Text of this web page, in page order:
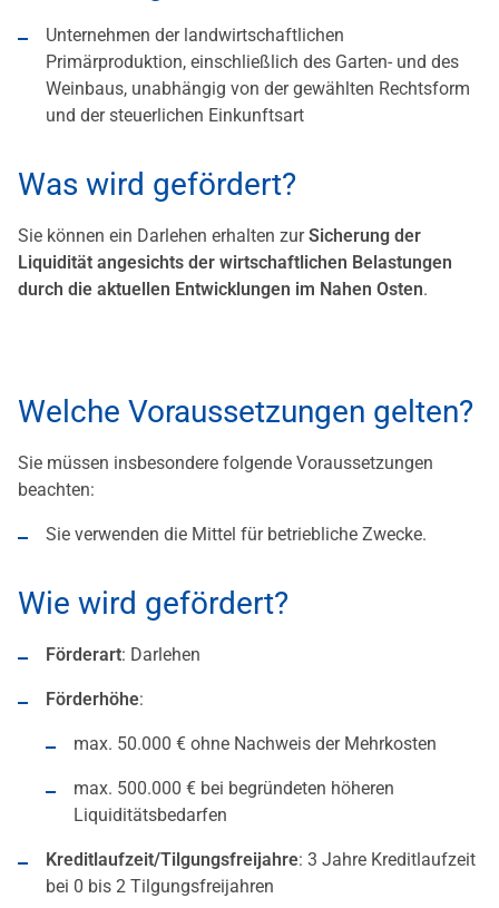
Unternehmen der landwirtschaftlichen
Primärproduktion, einschließlich des Garten- und des
Weinbaus, unabhängig von der gewählten Rechtsform
und der steuerlichen Einkunftsart
Was wird gefördert?
Sie können ein Darlehen erhalten zurSicherung der
Liquidität angesichts der wirtschaftlichen Belastungen
durch die aktuellen Entwicklungen im Nahen Osten.
Welche Voraussetzungen gelten?
Sie müssen insbesondere folgende Voraussetzungen
beachten:
Sie verwenden die Mittel für betriebliche Zwecke.
Wie wird gefördert?
Förderart: Darlehen
Förderhöhe:
max. 50.000 € ohne Nachweis der Mehrkosten
max. 500.000 € bei begründeten höheren
Liquiditätsbedarfen
Kreditlaufzeit/Tilgungsfreijahre: 3 Jahre Kreditlaufzeit
bei 0 bis 2 Tilgungsfreijahren